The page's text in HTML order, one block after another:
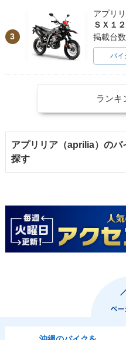
3
アプリ
ＳＸ１
掲載台
バイ
ランキ
アプリリア（aprilia）のバ
探す